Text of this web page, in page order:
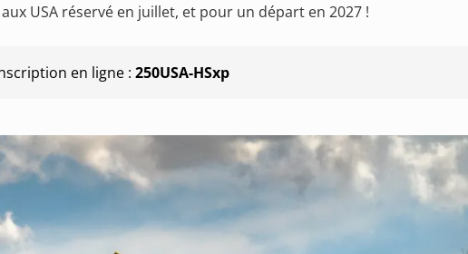
USA réservé en juillet, et pour un départ en 2027 !
en ligne : 250USA-HSxp